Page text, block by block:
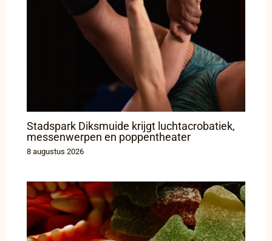
Stadspark Diksmuide krijgt luchtacrobatiek,
messenwerpen en poppentheater
8 augustus 2026